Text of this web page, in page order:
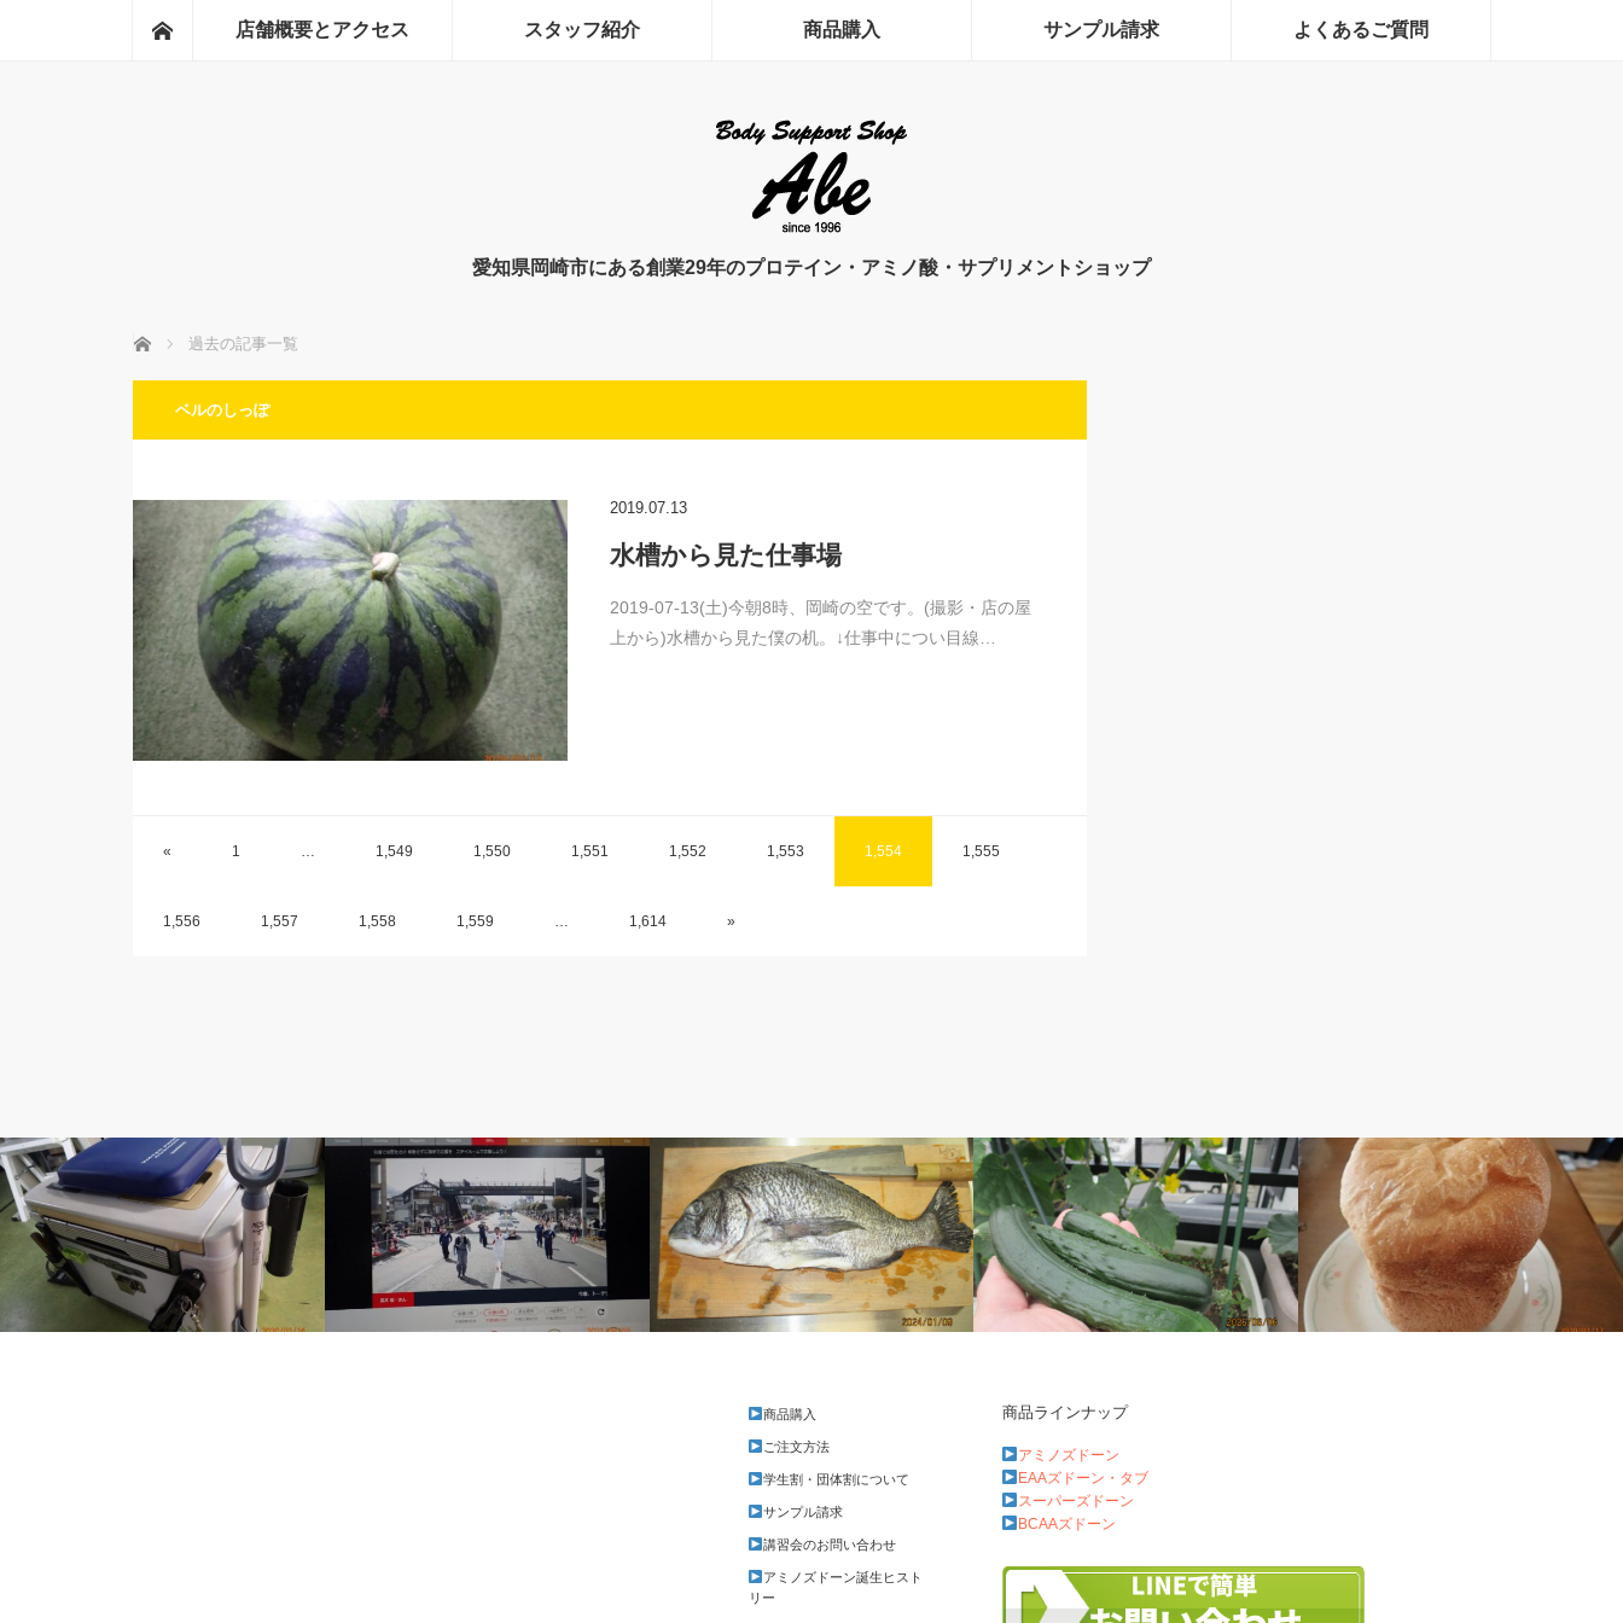
ホーム店舗概要とアクセス スタッフ紹介 商品購入 サンプル請求 よくあるご質問
愛知県岡崎市にある創業29年のプロテイン・アミノ酸・サプリメントショップ
ホーム 過去の記事一覧
ベルのしっぽ
2019.07.13
水槽から見た仕事場
2019-07-13(土)今朝8時、岡崎の空です。(撮影・店の屋
上から)水槽から見た僕の机。↓仕事中につい目線…
« 1 … 1,549 1,550 1,551 1,552 1,553 1,554 1,555
1,556 1,557 1,558 1,559 … 1,614 »
商品ラインナップ
アミノズドーン
EAAズドーン・タブ
スーパーズドーン
BCAAズドーン
商品購入
ご注文方法
学生割・団体割について
サンプル請求
講習会のお問い合わせ
アミノズドーン誕生ヒスト
リー